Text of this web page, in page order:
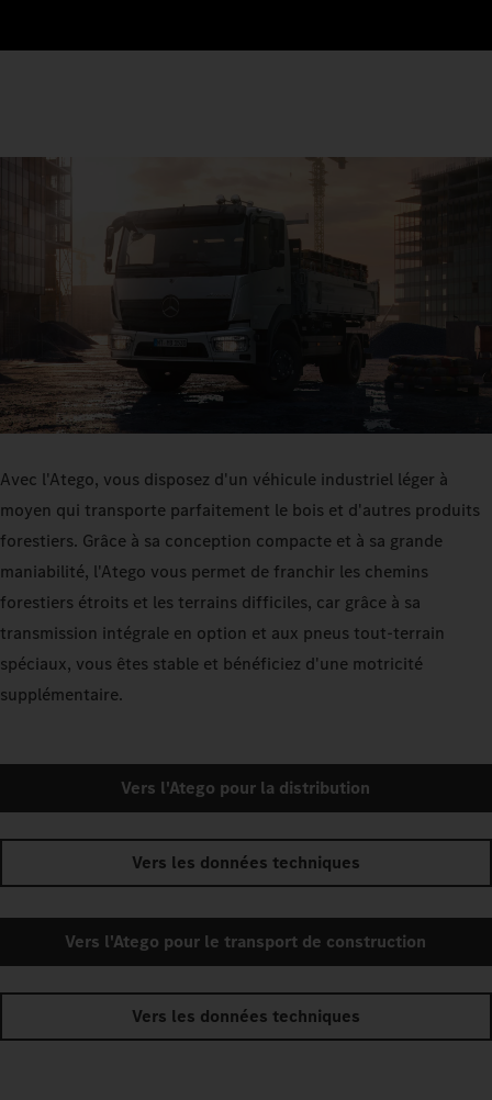
Avec l'Atego, vous disposez d'un véhicule industriel léger à
moyen qui transporte parfaitement le bois et d'autres produits
forestiers. Grâce à sa conception compacte et à sa grande
maniabilité, l'Atego vous permet de franchir les chemins
forestiers étroits et les terrains difficiles, car grâce à sa
transmission intégrale en option et aux pneus tout-terrain
spéciaux, vous êtes stable et bénéficiez d'une motricité
supplémentaire.
Vers l'Atego pour la distribution
Vers les données techniques
Vers l'Atego pour le transport de construction
Vers les données techniques